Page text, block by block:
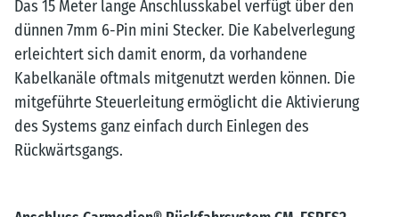
Das 15 Meter lange Anschlusskabel verfügt über den
dünnen 7mm 6-Pin mini Stecker. Die Kabelverlegung
erleichtert sich damit enorm, da vorhandene
Kabelkanäle oftmals mitgenutzt werden können. Die
mitgeführte Steuerleitung ermöglicht die Aktivierung
des Systems ganz einfach durch Einlegen des
Rückwärtsgangs.